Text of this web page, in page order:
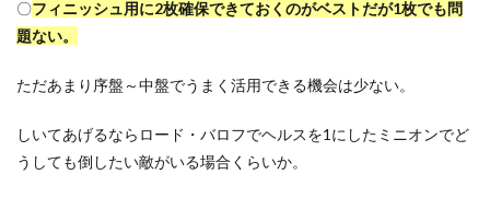
〇フィニッシュ用に2枚確保できておくのがベストだが1枚でも問
題ない。
ただあまり序盤～中盤でうまく活用できる機会は少ない。
しいてあげるならロード・バロフでヘルスを1にしたミニオンでど
うしても倒したい敵がいる場合くらいか。